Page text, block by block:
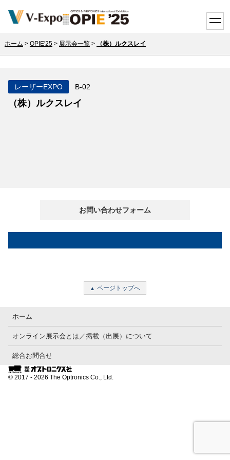
ホーム > OPIE'25> 展示会一覧> （株）ルクスレイ
レーザーEXPO B-02
（株）ルクスレイ
お問い合わせフォーム
ページトップへ
ホーム
オンライン展示会とは／掲載（出展）について
総合お問合せ
© 2017 - 2026 The Optronics Co., Ltd.